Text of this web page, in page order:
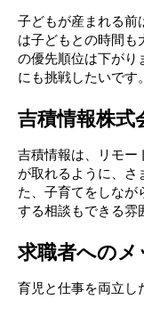
子どもが産まれる前
は子どもとの時間も
の優先順位は下がり
にも挑戦したいです。
吉積情報株式
吉積情報は、リモー
が取れるように、さ
た、子育てをしなが
する相談もできる雰
求職者への
育児と仕事を両立し